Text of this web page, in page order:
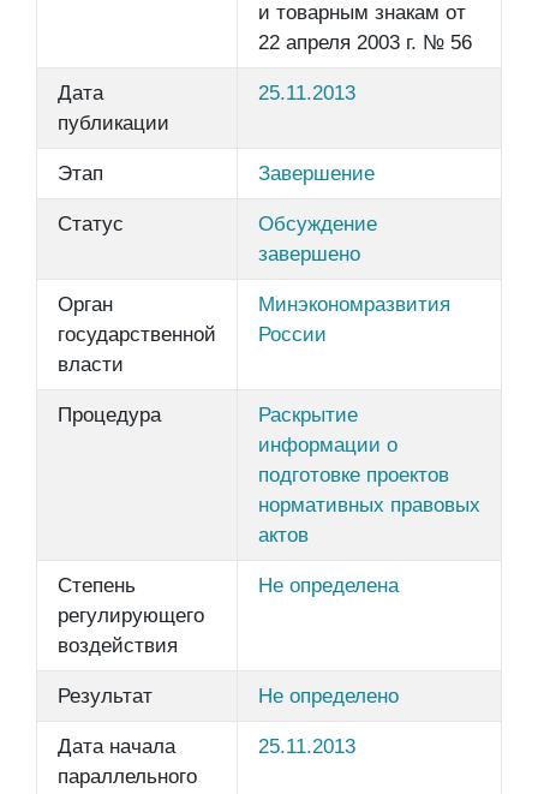
и товарным знакам от
22 апреля 2003 г. № 56
Дата
публикации
25.11.2013
Этап Завершение
Статус
Обсуждение
завершено
Орган
государственной
власти
Минэкономразвития
России
Процедура
Раскрытие
информации о
подготовке проектов
нормативных правовых
актов
Степень
регулирующего
воздействия
Не определена
Результат Не определено
Дата начала
параллельного
25.11.2013